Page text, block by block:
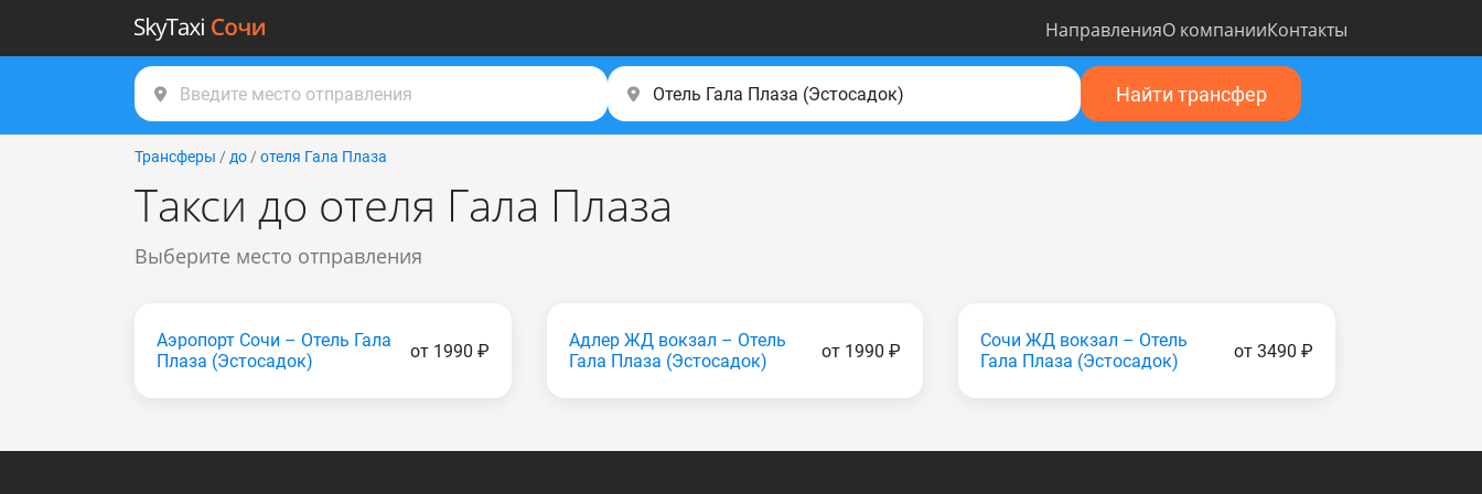
НаправленияО компанииКонтакты
Найти трансфер
Трансферы / до / отеля Гала Плаза
Такси до отеля Гала Плаза
Выберите место отправления
Аэропорт Сочи – Отель Гала
Плаза (Эстocaдoк)
от 1990 ₽
Адлер ЖД вокзал – Отель
Гала Плаза (Эстocaдoк)
от 1990 ₽
Сочи ЖД вокзал – Отель
Гала Плаза (Эстocaдoк)
от 3490 ₽